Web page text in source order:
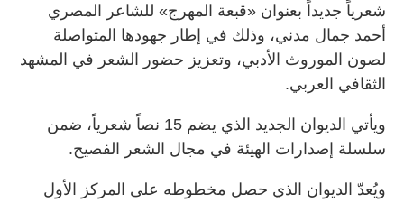
شعرياً جديداً بعنوان «قبعة المهرج» للشاعر المصري
أحمد جمال مدني، وذلك في إطار جهودها المتواصلة
لصون الموروث الأدبي، وتعزيز حضور الشعر في المشهد
الثقافي العربي.
ويأتي الديوان الجديد الذي يضم 15 نصاً شعرياً، ضمن
سلسلة إصدارات الهيئة في مجال الشعر الفصيح.
ويُعدّ الديوان الذي حصل مخطوطه على المركز الأول